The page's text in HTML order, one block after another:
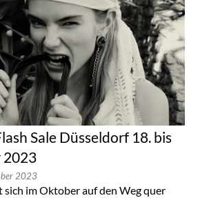
Sale Düsseldorf 18. bis
2023
2023
sich im Oktober auf den Weg quer